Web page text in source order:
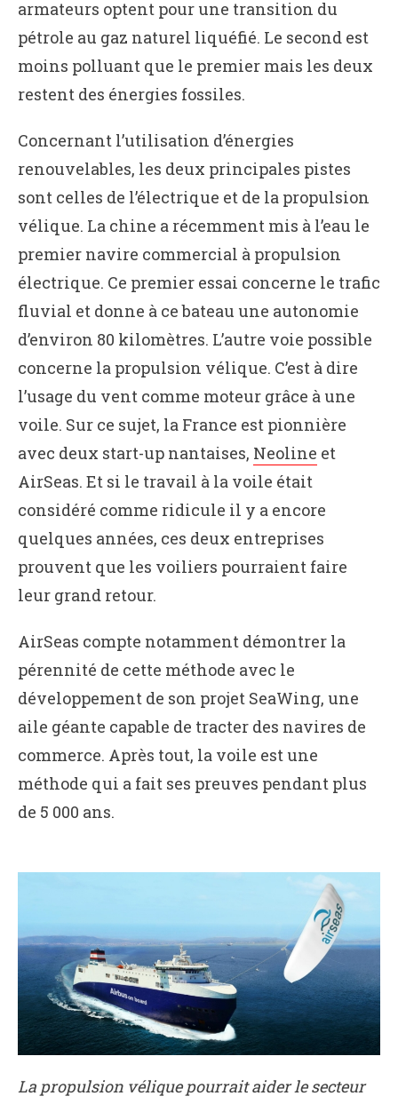
armateurs optent pour une transition du
pétrole au gaz naturel liquéfié. Le second est
moins polluant que le premier mais les deux
restent des énergies fossiles.
Concernant l’utilisation d’énergies
renouvelables, les deux principales pistes
sont celles de l’électrique et de la propulsion
vélique. La chine a récemment mis à l’eau le
premier navire commercial à propulsion
électrique. Ce premier essai concerne le trafic
fluvial et donne à ce bateau une autonomie
d’environ 80 kilomètres. L’autre voie possible
concerne la propulsion vélique. C’est à dire
l’usage du vent comme moteur grâce à une
voile. Sur ce sujet, la France est pionnière
avec deux start-up nantaises, Neoline et
AirSeas. Et si le travail à la voile était
considéré comme ridicule il y a encore
quelques années, ces deux entreprises
prouvent que les voiliers pourraient faire
leur grand retour.
AirSeas compte notamment démontrer la
pérennité de cette méthode avec le
développement de son projet SeaWing, une
aile géante capable de tracter des navires de
commerce. Après tout, la voile est une
méthode qui a fait ses preuves pendant plus
de 5 000 ans.
La propulsion vélique pourrait aider le secteur